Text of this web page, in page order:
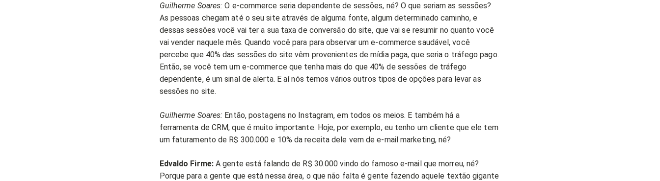
Guilherme Soares: O e-commerce seria dependente de sessões, né? O que seriam as sessões?
As pessoas chegam até o seu site através de alguma fonte, algum determinado caminho, e
dessas sessões você vai ter a sua taxa de conversão do site, que vai se resumir no quanto você
vai vender naquele mês. Quando você para para observar um e-commerce saudável, você
percebe que 40% das sessões do site vêm provenientes de mídia paga, que seria o tráfego pago.
Então, se você tem um e-commerce que tenha mais do que 40% de sessões de tráfego
dependente, é um sinal de alerta. E aí nós temos vários outros tipos de opções para levar as
sessões no site.
Guilherme Soares: Então, postagens no Instagram, em todos os meios. E também há a
ferramenta de CRM, que é muito importante. Hoje, por exemplo, eu tenho um cliente que ele tem
um faturamento de R$ 300.000 e 10% da receita dele vem de e-mail marketing, né?
Edvaldo Firme:A gente está falando de R$ 30.000 vindo do famoso e-mail que morreu, né?
Porque para a gente que está nessa área, o que não falta é gente fazendo aquele textão gigante